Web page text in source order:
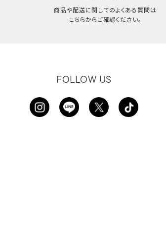
商品や配送に関してのよくある質問は
こちらからご確認ください。
FOLLOW US